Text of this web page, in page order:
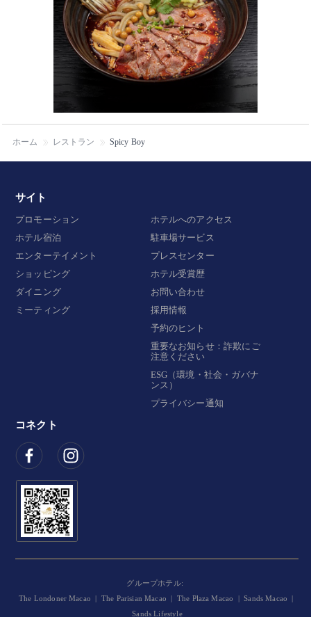
ホーム レストラン Spicy Boy
サイト
プロモーション
ホテル宿泊
エンターテイメント
ショッピング
ダイニング
ミーティング
ホテルへのアクセス
駐車場サービス
プレスセンター
ホテル受賞歴
お問い合わせ
採用情報
予約のヒント
重要なお知らせ：詐欺にご
注意ください
ESG（環境・社会・ガバナ
ンス）
プライバシー通知
コネクト
グループホテル:
The Londoner Macao
The Parisian Macao The Plaza Macao |Sands Macao
Sands Lifestyle